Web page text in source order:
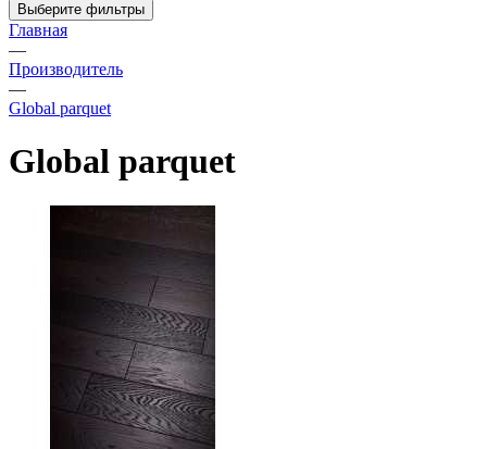
Выберите фильтры
Главная
—
Производитель
—
Global parquet
Global parquet